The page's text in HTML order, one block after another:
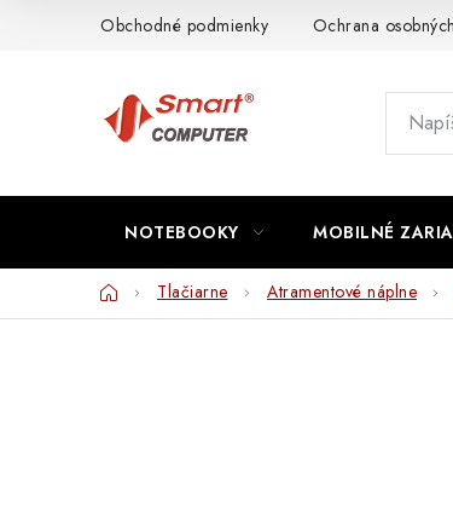
Obchodné podmienky Ochrana
NOTEBOOKY MOBILNÉ
DomovTlačiarne Atramentové náplne